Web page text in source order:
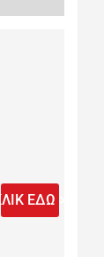
ΚΛΙΚ ΕΔΩ >